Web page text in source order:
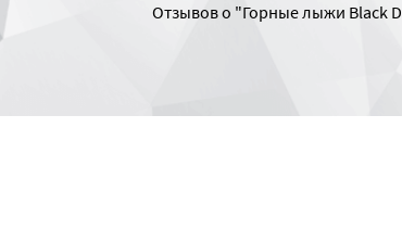
Отзывов о "Горные лыжи Black